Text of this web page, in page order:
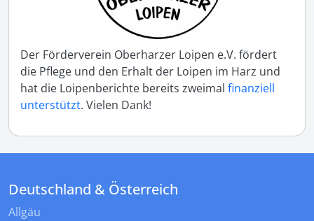
Der Förderverein Oberharzer Loipen e.V. fördert
die Pflege und den Erhalt der Loipen im Harz und
hat die Loipenberichte bereits zweimal finanziell
unterstützt. Vielen Dank!
Deutschland & Österreich
Allgäu